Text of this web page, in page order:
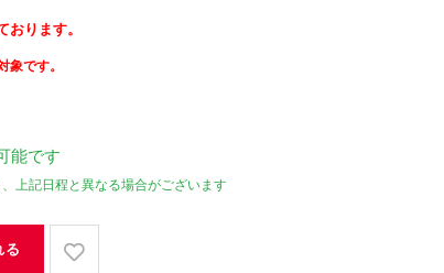
おります。
です。
能です
上記日程と異なる場合がございます
る